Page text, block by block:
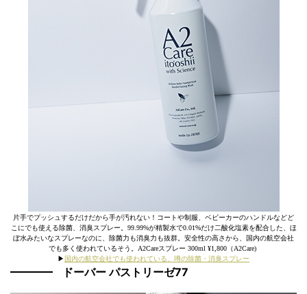
片手でプッシュするだけだから手が汚れない！コートや制服、ベビーカーのハンドルなどど
こにでも使える除菌、消臭スプレー。99.99%が精製水で0.01%だけ二酸化塩素を配合した、ほ
ぼ水みたいなスプレーなのに、除菌力も消臭力も抜群。安全性の高さから、国内の航空会社
でも多く使われているそう。A2Careスプレー 300ml ¥1,800（A2Care)
▶︎ 国内の航空会社でも使われている、噂の除菌・消臭スプレー
ドーバー パストリーゼ77